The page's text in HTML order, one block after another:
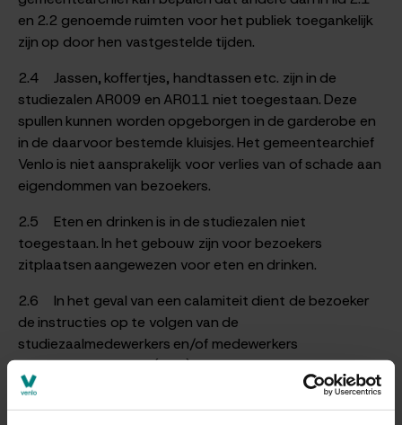
en 2.2 genoemde ruimten voor het publiek toegankelijk
zijn op door hen vastgestelde tijden.
2.4 Jassen, koffertjes, handtassen etc. zijn in de
studiezalen AR009 en AR011 niet toegestaan. Deze
spullen kunnen worden opgeborgen in de garderobe en
in de daarvoor bestemde kluisjes. Het gemeentearchief
Venlo is niet aansprakelijk voor verlies van of schade aan
eigendommen van bezoekers.
2.5 Eten en drinken is in de studiezalen niet
toegestaan. In het gebouw zijn voor bezoekers
zitplaatsen aangewezen voor eten en drinken.
2.6 In het geval van een calamiteit dient de bezoeker
de instructies op te volgen van de
studiezaalmedewerkers en/of medewerkers
Bedrijfshulpverlening (BHV).
2.7. De toiletten op de begane grond mogen worden